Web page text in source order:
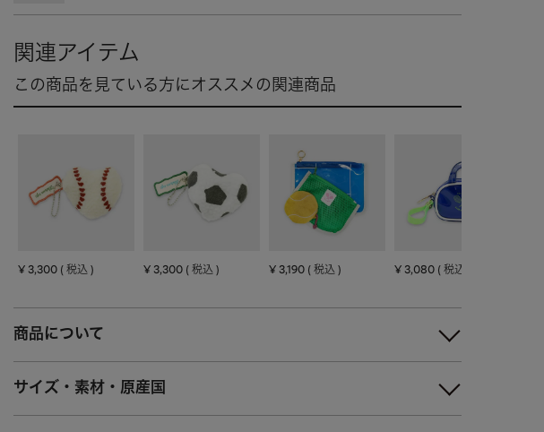
¥ 3,300 税込 ¥ 3,300 税込 ¥ 3,190 税込 ¥ 3,080 税込
商品について
サイズ・素材・原産国